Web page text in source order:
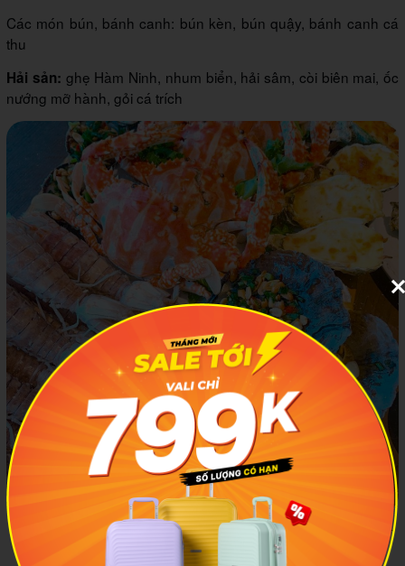
Các món bún, bánh canh: bún kèn, bún quậy, bánh canh cá
thu
Hải sản: ghẹ Hàm Ninh, nhum biển, hải sâm, còi biên mai, ốc
nướng mỡ hành, gỏi cá trích
Vùng biển Phú Quốc nói chung và bãi Dài nói riêng có nguồn
hải sản tươi ngon quanh năm, được người dân địa phương